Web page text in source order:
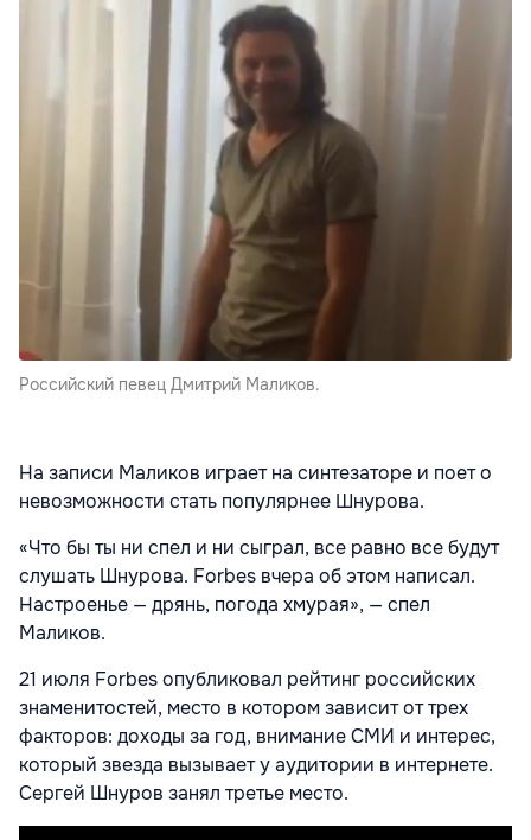
Российский певец Дмитрий Маликов.
На записи Маликов играет на синтезаторе и поет о
невозможности стать популярнее Шнурова.
«Что бы ты ни спел и ни сыграл, все равно все будут
слушать Шнурова. Forbes вчера об этом написал.
Настроенье — дрянь, погода хмурая», — спел
Маликов.
21 июля Forbes опубликовал рейтинг российских
знаменитостей, место в котором зависит от трех
факторов: доходы за год, внимание СМИ и интерес,
который звезда вызывает у аудитории в интернете.
Сергей Шнуров занял третье место.